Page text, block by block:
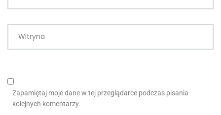
Witryna
Zapamiętaj moje dane w tej przeglądarce podczas pisania
kolejnych komentarzy.